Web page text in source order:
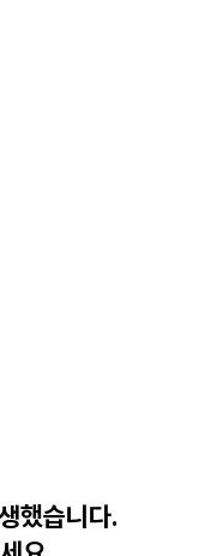
했습니다.